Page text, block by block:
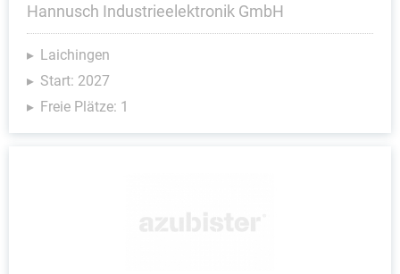
Hannusch Industrieelektronik GmbH
Laichingen
Start: 2027
Freie Plätze: 1